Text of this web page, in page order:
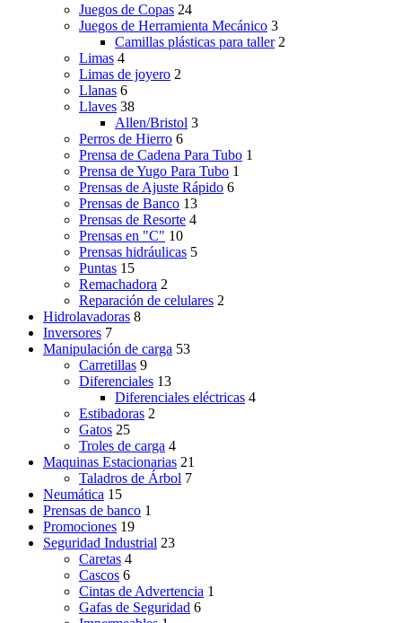
Juegos de Copas 24
Juegos de Herramienta Mecánico 3
Camillas plásticas para taller 2
Limas 4
Limas de joyero 2
Llanas 6
Llaves 38
Allen/Bristol 3
Perros de Hierro 6
Prensa de Cadena Para Tubo 1
Prensa de Yugo Para Tubo 1
Prensas de Ajuste Rápido 6
Prensas de Banco 13
Prensas de Resorte 4
Prensas en "C" 10
Prensas hidráulicas 5
Puntas 15
Remachadora 2
Reparación de celulares 2
Hidrolavadoras 8
Inversores 7
Manipulación de carga 53
Carretillas 9
Diferenciales 13
Diferenciales eléctricas 4
Estibadoras 2
Gatos 25
Troles de carga 4
Maquinas Estacionarias 21
Taladros de Árbol 7
Neumática 15
Prensas de banco 1
Promociones 19
Seguridad Industrial 23
Caretas 4
Cascos 6
Cintas de Advertencia 1
Gafas de Seguridad 6